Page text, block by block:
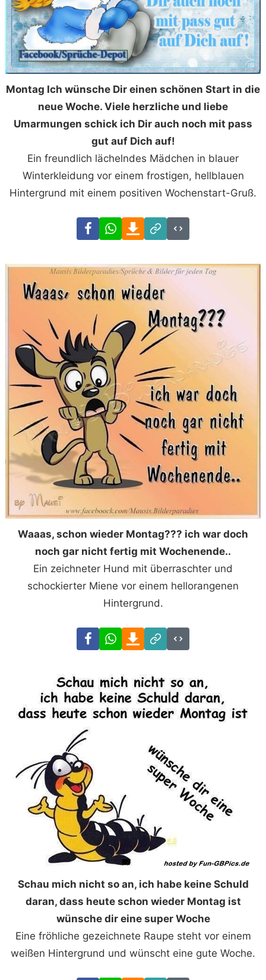
Montag Ich wünsche Dir einen schönen Start in die
neue Woche. Viele herzliche und liebe
Umarmungen schick ich Dir auch noch mit pass
gut auf Dich auf!
Ein freundlich lächelndes Mädchen in blauer
Winterkleidung vor einem frostigen, hellblauen
Hintergrund mit einem positiven Wochenstart-Gruß.
FacebookWhatsAppDownload
Link
Code
Waaas, schon wieder Montag??? ich war doch
noch gar nicht fertig mit Wochenende..
Ein zeichneter Hund mit überraschter und
schockierter Miene vor einem hellorangenen
Hintergrund.
FacebookWhatsAppDownload
Link
Code
Schau mich nicht so an, ich habe keine Schuld
daran, dass heute schon wieder Montag ist
wünsche dir eine super Woche
Eine fröhliche gezeichnete Raupe steht vor einem
weißen Hintergrund und wünscht eine gute Woche.